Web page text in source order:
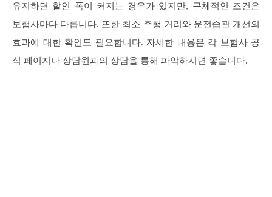
유지하면 할인 폭이 커지는 경우가 있지만, 구체적인 조건은
보험사마다 다릅니다. 또한 최소 주행 거리와 운전습관 개선의
효과에 대한 확인도 필요합니다. 자세한 내용은 각 보험사 공
식 페이지나 상담원과의 상담을 통해 파악하시면 좋습니다.